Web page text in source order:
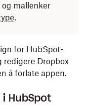
mallenker
.
for HubSpot-
redigere Dropbox
å forlate appen.
HubSpot